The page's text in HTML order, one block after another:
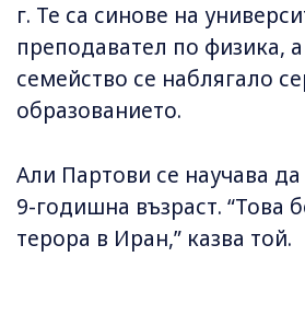
г. Те са синове на
преподавател по физика,
семейство се наблягало
образованието.
Али Партови се научава
9-годишна възраст. “Това
терора в Иран,” казва той.